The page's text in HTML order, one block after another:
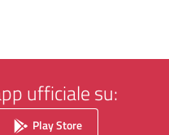
ufficiale su:
Play Store